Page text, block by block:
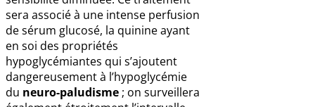
sera associé à une intense perfusion
de sérum glucosé, la quinine ayant
en soi des propriétés
hypoglycémiantes qui s’ajoutent
dangereusement à l’hypoglycémie
du neuro-paludisme ; on surveillera